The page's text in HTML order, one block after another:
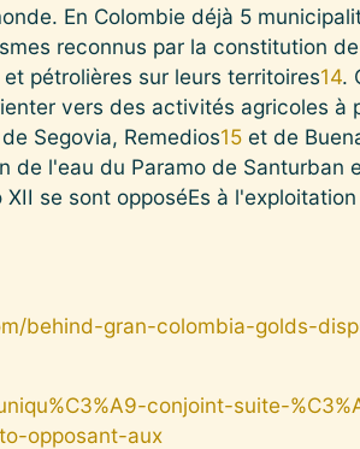
En Colombie déjà 5
reconnus par la constitution
pétrolières sur leurs territoires14.
vers des activités agricoles à
Segovia, Remedios15 et de
de l'eau du Paramo de Santurban
se sont opposéEs à
behind-gran-colombia-golds-
conjoint-suite-
opposant-aux